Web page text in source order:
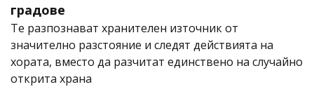
градове
Те разпознават хранителен източник от
значително разстояние и следят действията на
хората, вместо да разчитат единствено на случайно
открита храна